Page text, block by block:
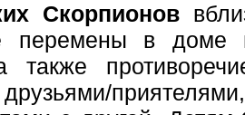
Скорпионов
перемены в
также